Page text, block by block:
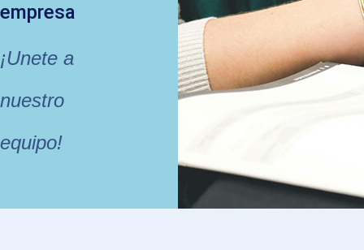
empresa
¡Unete a
nuestro
equipo!